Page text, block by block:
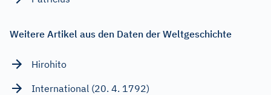
Weitere Artikel aus den Daten der Weltgeschichte
Hirohito
International (20. 4. 1792)